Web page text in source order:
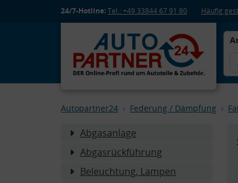
24/7-Hotline:Tel.: +49 33844 67 91 80 Häufig
Autopartner24 Federung / Dämpfung
Abgasanlage
Abgasrückführung
Beleuchtung, Lampen